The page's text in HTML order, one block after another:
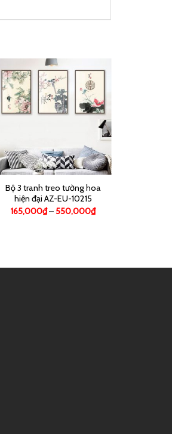
Bộ 3 tranh treo tường hoa
hiện đại AZ-EU-10215
165,000₫– 550,000₫